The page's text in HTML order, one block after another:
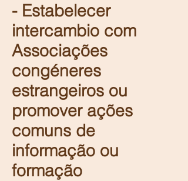
- Estabelecer
intercambio com
Associações
congéneres
estrangeiros ou
promover ações
comuns de
informação ou
formação